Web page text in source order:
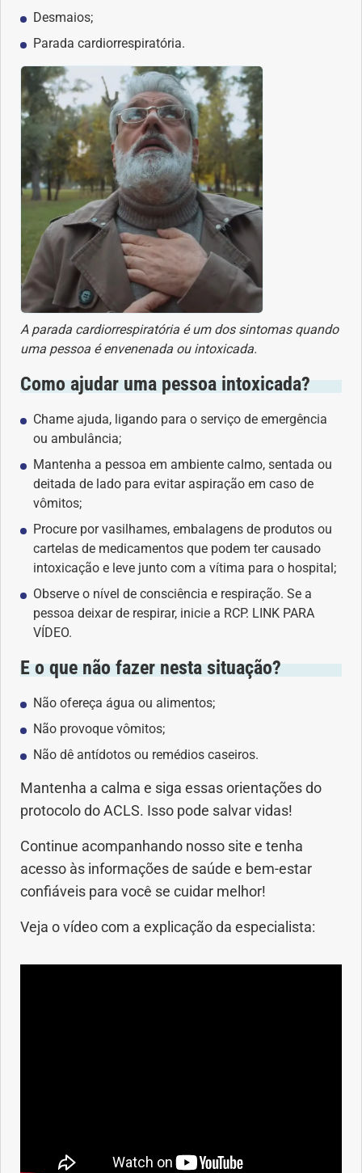
Doença autoimune
Doenças infecciosas
Doenças Respiratórias
Drogas
Emagrecimento
Geral
Gravidez
Imunidade
Medicia Alternativa
Nutrição
Ortopedia
Picada de Cobra
Problemas Cardíacos
Problemas de circulação
Problemas Hormonais
Saúde da criança e adolescente
Saúde do coração
Saúde do homem
Saúde do idoso
Saúde do nariz
Desmaios;
Parada cardiorrespiratória.
A parada cardiorrespiratória é um dos sintomas quando
uma pessoa é envenenada ou intoxicada.
Como ajudar uma pessoa intoxicada?
Chame ajuda, ligando para o serviço de emergência
ou ambulância;
Mantenha a pessoa em ambiente calmo, sentada ou
deitada de lado para evitar aspiração em caso de
vômitos;
Procure por vasilhames, embalagens de produtos ou
cartelas de medicamentos que podem ter causado
intoxicação e leve junto com a vítima para o hospital;
Observe o nível de consciência e respiração. Se a
pessoa deixar de respirar, inicie a RCP. LINK PARA
VÍDEO.
E o que não fazer nesta situação?
Não ofereça água ou alimentos;
Não provoque vômitos;
Não dê antídotos ou remédios caseiros.
Mantenha a calma e siga essas orientações do
protocolo do ACLS. Isso pode salvar vidas!
Continue acompanhando nosso site e tenha
acesso às informações de saúde e bem-estar
confiáveis para você se cuidar melhor!
Veja o vídeo com a explicação da especialista: